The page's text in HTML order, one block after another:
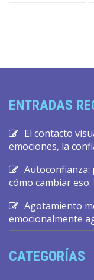
ENTRADAS
El contacto
emociones, la
Autoconfianza:
cómo cambiar eso.
Agotamiento
emocionalmente
CATEGORÍAS